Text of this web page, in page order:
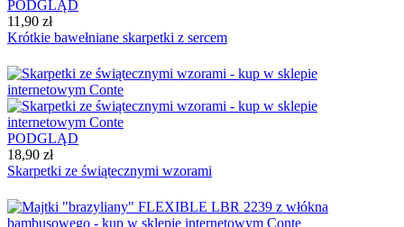
PODGLĄD
11,90 zł
Krótkie bawełniane skarpetki z sercem
PODGLĄD
18,90 zł
Skarpetki ze świątecznymi wzorami